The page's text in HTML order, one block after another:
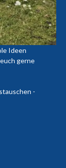
Ideen
gerne
-